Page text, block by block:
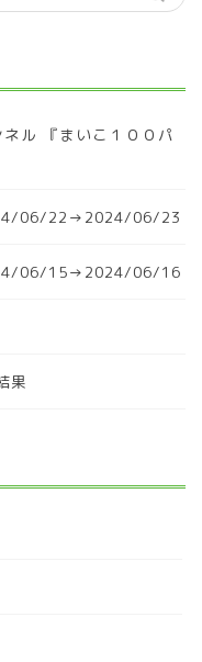
ル 『まいこ１００パ
06/22→2024/06/23
06/15→2024/06/16
果